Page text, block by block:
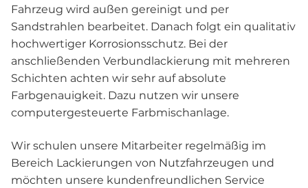
Fahrzeug wird außen gereinigt und per
Sandstrahlen bearbeitet. Danach folgt ein qualitativ
hochwertiger Korrosionsschutz. Bei der
anschließenden Verbundlackierung mit mehreren
Schichten achten wir sehr auf absolute
Farbgenauigkeit. Dazu nutzen wir unsere
computergesteuerte Farbmischanlage.
Wir schulen unsere Mitarbeiter regelmäßig im
Bereich Lackierungen von Nutzfahrzeugen und
möchten unsere kundenfreundlichen Service